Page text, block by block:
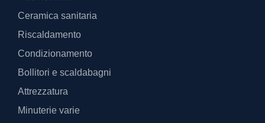
Ceramica sanitaria
Riscaldamento
Condizionamento
Bollitori e scaldabagni
Attrezzatura
Minuterie varie